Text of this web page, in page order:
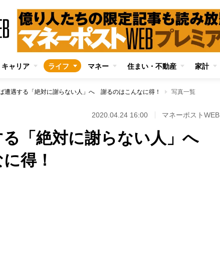
キャリア ライフ マネー 住まい・不動産 家計
遭遇する「絶対に謝らない人」へ 謝るのはこんなに得！ 写真一覧
2020.04.24 16:00 マネーポストWEB
る「絶対に謝らない人」へ
得！